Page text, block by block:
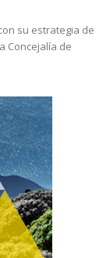
su estrategia de
Concejalía de